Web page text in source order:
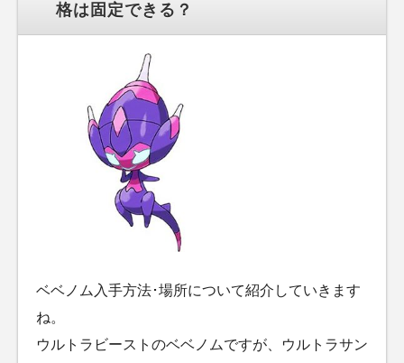
格は固定できる？
ベベノム入手方法･場所について紹介していきます
ね。
ウルトラビーストのベベノムですが、ウルトラサン